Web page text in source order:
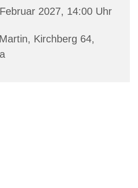
2027, 14:00 Uhr
Kirchberg 64,